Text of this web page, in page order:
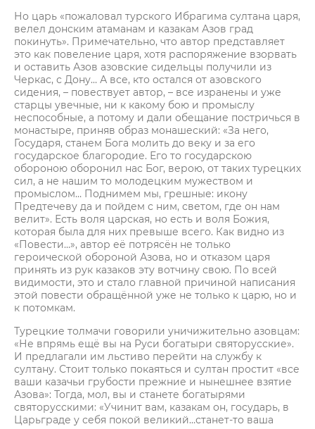
Но царь «пожаловал турского Ибрагима султана царя,
велел донским атаманам и казакам Азов град
покинуть». Примечательно, что автор представляет
это как повеление царя, хотя распоряжение взорвать
и оставить Азов азовские сидельцы получили из
Черкас, с Дону… А все, кто остался от азовского
сидения, – повествует автор, – все изранены и уже
старцы увечные, ни к какому бою и промыслу
неспособные, а потому и дали обещание постричься в
монастыре, приняв образ монашеский: «За него,
Государя, станем Бога молить до веку и за его
государское благородие. Его то государскою
обороною оборонил нас Бог, верою, от таких турецких
сил, а не нашим то молодецким мужеством и
промыслом… Поднимем мы, грешные: икону
Предтечеву да и пойдем с ним, светом, где он нам
велит». Есть воля царская, но есть и воля Божия,
которая была для них превыше всего. Как видно из
«Повести…», автор её потрясён не только
героической обороной Азова, но и отказом царя
принять из рук казаков эту вотчину свою. По всей
видимости, это и стало главной причиной написания
этой повести обращённой уже не только к царю, но и
к потомкам.
Турецкие толмачи говорили уничижительно азовцам:
«Не впрямь ещё вы на Руси богатыри святорусские».
И предлагали им льстиво перейти на службу к
султану. Стоит только покаяться и султан простит «все
ваши казачьи грубости прежние и нынешнее взятие
Азова»: Тогда, мол, вы и станете богатырями
святорусскими: «Учинит вам, казакам он, государь, в
Царьграде у себя покой великий…станет-то ваша